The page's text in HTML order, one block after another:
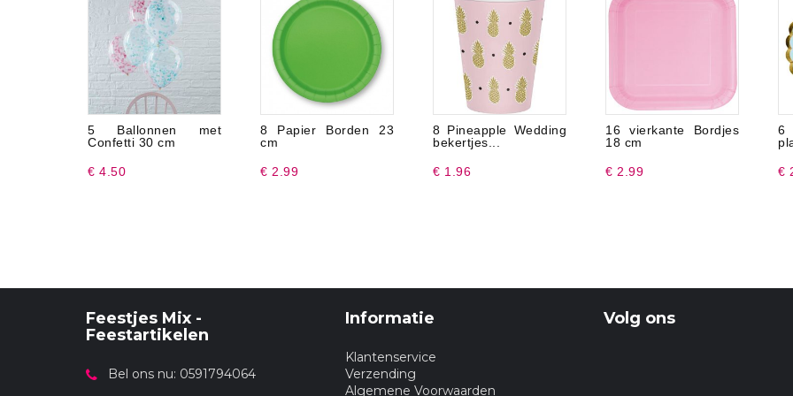
5 Ballonnen met
Confetti 30 cm
€ 4.50
8 Papier Borden 23
cm
€ 2.99
8 Pineapple Wedding
bekertjes...
€ 1.96
16 vierkante Bordjes
18 cm
€ 2.99
6
€
Feestjes Mix -
Feestartikelen
Bel ons nu: 0591794064
Informatie
Klantenservice
Verzending
Algemene Voorwaarden
Volg ons